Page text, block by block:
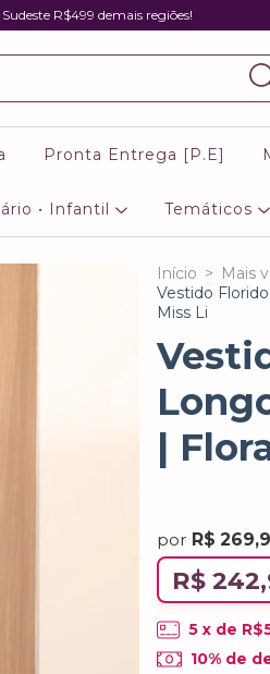
R$499 demais regiões!
Pronta Entrega [P.E]
• Infantil Temáticos
Início > Mais
Vestido
Miss Li
|
por R$
R$
5 x de
10% de